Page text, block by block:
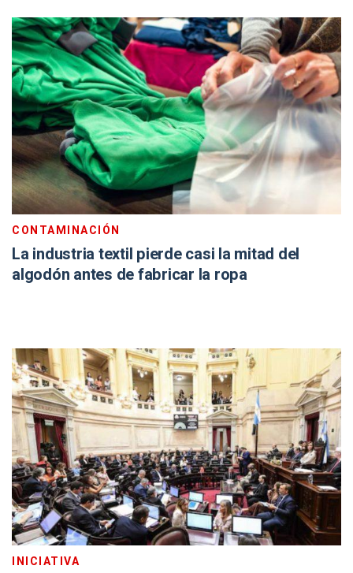
CONTAMINACIÓN
La industria textil pierde casi la mitad del
algodón antes de fabricar la ropa
INICIATIVA